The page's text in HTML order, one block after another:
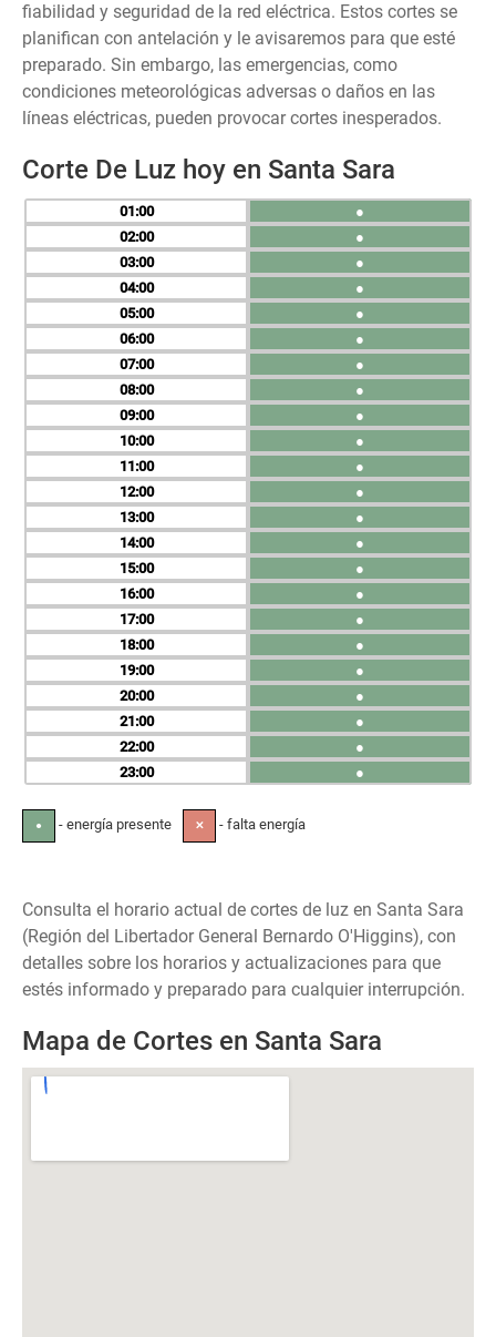
fiabilidad y seguridad de la red eléctrica. Estos cortes se
planifican con antelación y le avisaremos para que esté
preparado. Sin embargo, las emergencias, como
condiciones meteorológicas adversas o daños en las
líneas eléctricas, pueden provocar cortes inesperados.
Corte De Luz hoy en Santa Sara
01
02
03
04
05
06
07
08
09
10
11
12
13
14
15
16
17
18
19
20
21
22
23
●
●
●
●
●
●
●
●
●
●
●
●
●
●
●
●
●
●
●
●
●
●
●
● - energía presente ✕ - falta energía
Consulta el horario actual de cortes de luz en Santa Sara
(Región del Libertador General Bernardo O'Higgins), con
detalles sobre los horarios y actualizaciones para que
estés informado y preparado para cualquier interrupción.
Mapa de Cortes en Santa Sara